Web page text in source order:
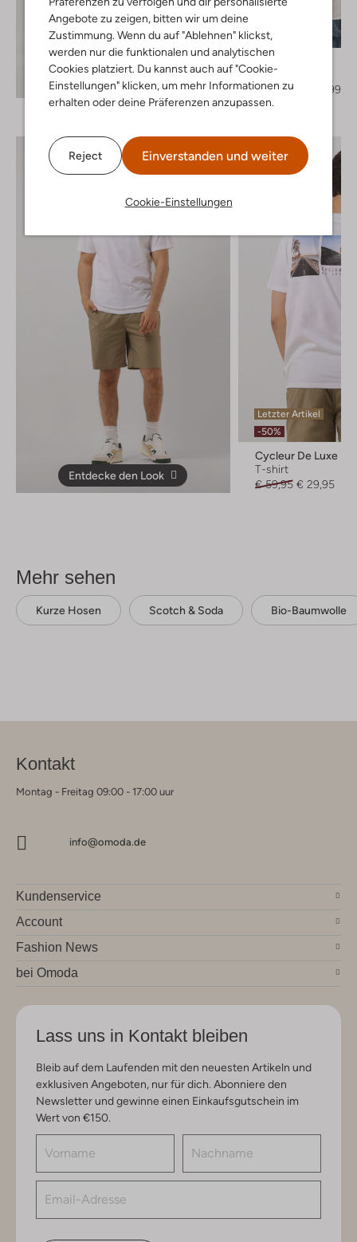
Angebote zu zeigen, bitten wir um deine
Zustimmung. Wenn du auf "Ablehnen" klickst,
werden nur die funktionalen und analytischen
Cookies platziert. Du kannst auch auf "Cookie-
Einstellungen" klicken, um mehr Informationen zu
erhalten oder deine Präferenzen anzupassen.
Reject Einverstanden und weiter
Cookie-Einstellungen
Entdecke den Look
-60%
Casual-Hemd
€ 109,95
€ 43,99
Entdecke den Look
Letzter Artikel
-50%
Cycleur De Luxe
T-shirt
€ 59,95 € 29,95
Mehr sehen
Kurze Hosen Scotch & Soda Bio-Baumwolle
Kontakt
Montag - Freitag 09:00 - 17:00 uur
info@omoda.de
Kundenservice
Account
Fashion News
bei Omoda
Lass uns in Kontakt bleiben
Bleib auf dem Laufenden mit den neuesten Artikeln und
exklusiven Angeboten, nur für dich. Abonniere den
Newsletter und gewinne einen Einkaufsgutschein im
Wert von €150.